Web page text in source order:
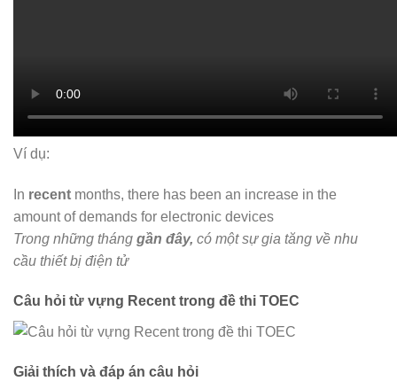
Ví dụ:
In recent months, there has been an increase in the
amount of demands for electronic devices
Trong những tháng gần đây, có một sự gia tăng về nhu
cầu thiết bị điện tử
Câu hỏi từ vựng Recent trong đề thi TOEC
Giải thích và đáp án câu hỏi